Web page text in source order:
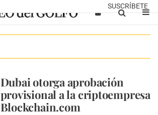
SUSCRÍBETE
Dubai otorga aprobación
provisional a la criptoempresa
Blockchain.com